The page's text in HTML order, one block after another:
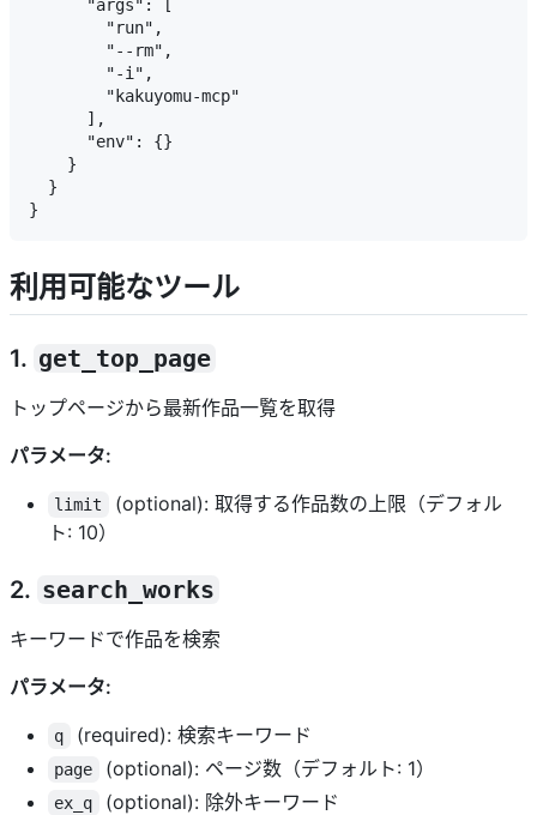
      "args": [
        "run",
        "--rm",
        "-i",
        "kakuyomu-mcp"
      ],
      "env": {}
    }
  }
利用可能なツール
1. get_top_page
トップページから最新作品一覧を取得
パラメータ:
limit
(optional): 取得する作品数の上限（デフォル
ト: 10）
2. search_works
キーワードで作品を検索
パラメータ:
q (required): 検索キーワード
page (optional): ページ数（デフォルト: 1）
ex_q (optional): 除外キーワード